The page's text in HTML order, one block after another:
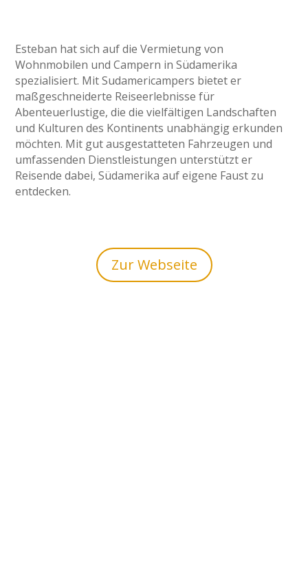
Esteban hat sich auf die Vermietung von
Wohnmobilen und Campern in Südamerika
spezialisiert. Mit Sudamericampers bietet er
maßgeschneiderte Reiseerlebnisse für
Abenteuerlustige, die die vielfältigen Landschaften
und Kulturen des Kontinents unabhängig erkunden
möchten. Mit gut ausgestatteten Fahrzeugen und
umfassenden Dienstleistungen unterstützt er
Reisende dabei, Südamerika auf eigene Faust zu
entdecken.
Zur Webseite